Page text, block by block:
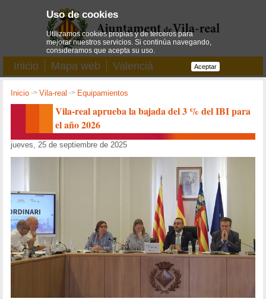
Inicio Mapa web Valencià
Inicio ->Vila-real -> Equipamientos
Vila-real aprueba la bajada del 3 % del IBI para
el año 2026
jueves, 25 de septiembre de 2025
Uso de cookies
Utilizamos cookies propias y de terceros para
mejorar nuestros servicios. Si continúa navegando,
consideramos que acepta su uso.
Aceptar